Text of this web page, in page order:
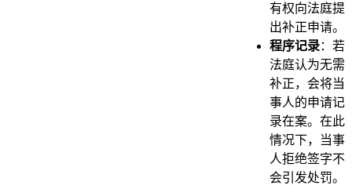
有权向法庭提
出补正申请。
程序记录：若
法庭认为无需
补正，会将当
事人的申请记
录在案。在此
情况下，当事
人拒绝签字不
会引发处罚。